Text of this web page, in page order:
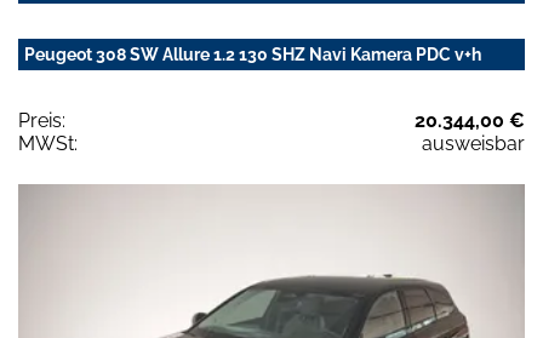
Peugeot 308 SW Allure 1.2 130 SHZ Navi Kamera PDC v+h
Preis:
20.344,00 €
MWSt:
ausweisbar